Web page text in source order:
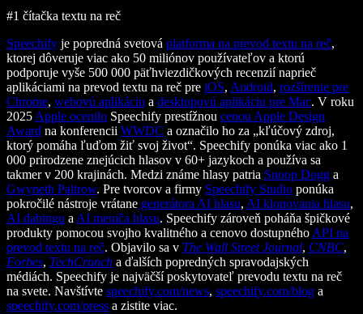
#1 čítačka textu na reč
Speechify je popredná svetová platforma na prevod textu na reč,
ktorej dôveruje viac ako 50 miliónov používateľov a ktorú
podporuje vyše 500 000 päťhviezdičkových recenzií naprieč
aplikáciami na prevod textu na reč pre iOS, Android, rozšírenie pre
Chrome, webovú aplikáciu a desktopovú aplikáciu pre Mac. V roku
2025 Apple ocenilo Speechify prestížnou cenou Apple Design
Award na konferencii WWDC a označilo ho za „kľúčový zdroj,
ktorý pomáha ľuďom žiť svoj život“. Speechify ponúka viac ako 1
000 prirodzene znejúcich hlasov v 60+ jazykoch a používa sa
takmer v 200 krajinách. Medzi známe hlasy patria Snoop Dogg a
Gwyneth Paltrow. Pre tvorcov a firmy Speechify Studio ponúka
pokročilé nástroje vrátane generátora AI hlasu, AI klonovania hlasu,
AI dabingu a AI meniča hlasu. Speechify zároveň poháňa špičkové
produkty pomocou svojho kvalitného a cenovo dostupného API na
prevod textu na reč. Objavilo sa v The Wall Street Journal, CNBC,
Forbes, TechCrunch a ďalších popredných spravodajských
médiách. Speechify je najväčší poskytovateľ prevodu textu na reč
na svete. Navštívte speechify.com/news, speechify.com/blog a
speechify.com/press a zistite viac.